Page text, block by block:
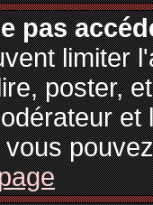
pas
limiter
poster,